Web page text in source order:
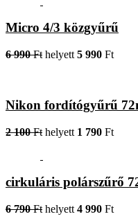
Micro 4/3 közgyűrű
6 990 Ft helyett 5 990 Ft
Nikon fordítógyűrű
2 100 Ft helyett 1 790 Ft
cirkuláris polárszűrő
6 790 Ft helyett 4 990 Ft